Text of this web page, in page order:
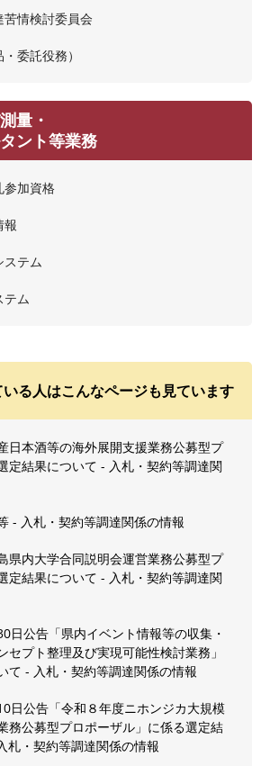
情検討委員会
委託役務）
量・
ント等業務
参加資格
報
テム
テム
る人はこんなページも見ています
日本酒等の海外展開支援業務公募型プ
定結果について - 入札・契約等調達関
- 入札・契約等調達関係の情報
県内大学合同説明会運営業務公募型プ
定結果について - 入札・契約等調達関
日公告「県内イベント情報等の収集・
セプト整理及び実現可能性検討業務」
て - 入札・契約等調達関係の情報
日公告「令和８年度ニホンジカ大規模
務公募型プロポーザル」に係る選定結
札・契約等調達関係の情報